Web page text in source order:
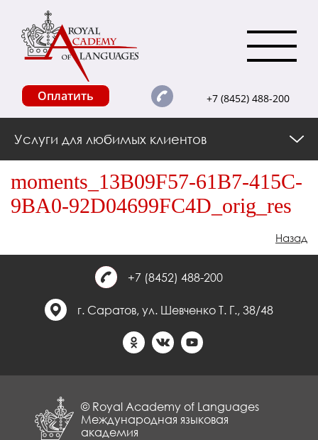
Оплатить +7 (8452) 488-200
Услуги для любимых клиентов
moments_13B09F57-61B7-415C-
9BA0-92D04699FC4D_orig_res
Назад
+7 (8452) 488-200
г. Саратов, ул. Шевченко Т. Г., 38/48
© Royal Academy of Languages
Международная языковая
академия